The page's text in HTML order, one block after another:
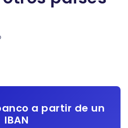
a partir de un
IBAN